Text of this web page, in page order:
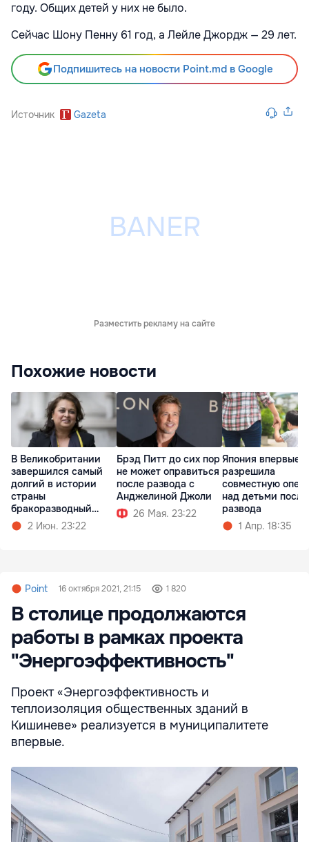
году. Общих детей у них не было.
Сейчас Шону Пенну 61 год, а Лейле Джордж — 29 лет.
Подпишитесь на новости Point.md в Google
Источник Gazeta
Разместить рекламу на сайте
Похожие новости
В Великобритании
завершился самый
долгий в истории
страны
бракоразводный
процесс
2 Июн. 23:22
Брэд Питт до сих пор
не может оправиться
после развода с
Анджелиной Джоли
26 Мая. 23:22
Япония впервые
разрешила
совместную
над детьми после
развода
1 Апр. 18:35
Point 16 октября 2021, 21:15 1 820
В столице продолжаются
работы в рамках проекта
"Энергоэффективность"
Проект «Энергоэффективность и
теплоизоляция общественных зданий в
Кишиневе» реализуется в муниципалитете
впервые.